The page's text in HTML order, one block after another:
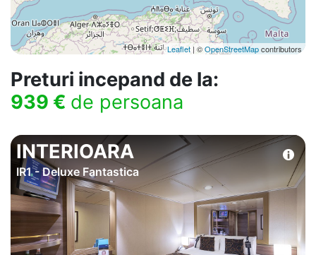
Leaflet | ©OpenStreetMapcontributors
Preturi incepand de la:
939 € de persoana
INTERIOARA
IR1 - Deluxe Fantastica